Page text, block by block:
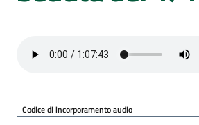
Per
Codice di incorporamento audio